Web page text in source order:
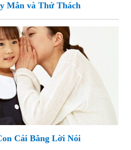
Mắn và Thử Thách
Cái Bằng Lời Nói